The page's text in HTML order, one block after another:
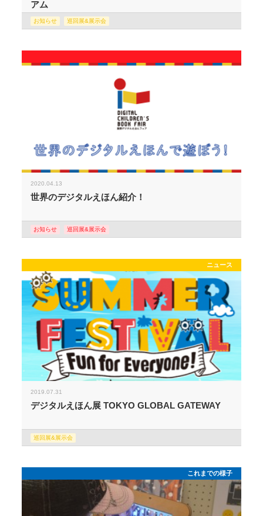
アム
お知らせ 巡回展&展示会
2020.04.13
世界のデジタルえほん紹介！
お知らせ 巡回展&展示会
ニュース
2019.07.31
デジタルえほん展 TOKYO GLOBAL GATEWAY
巡回展&展示会
これまでの様子